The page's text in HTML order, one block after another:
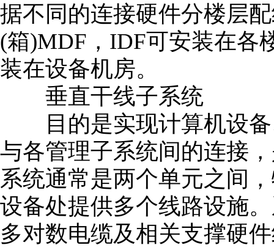
据不同的连接硬件分楼层
(箱)MDF，IDF可安装在各
装在设备机房。
垂直干线子系统
目的是实现计算机设备
与各管理子系统间的连接
系统通常是两个单元之间
设备处提供多个线路设施
多对数电缆及相关支撑硬